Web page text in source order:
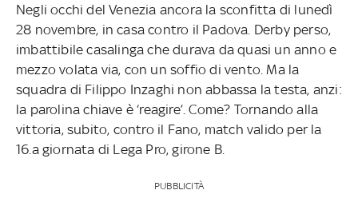
Negli occhi del Venezia ancora la sconfitta di lunedì
28 novembre, in casa contro il Padova. Derby perso,
imbattibile casalinga che durava da quasi un anno e
mezzo volata via, con un soffio di vento. Ma la
squadra di Filippo Inzaghi non abbassa la testa, anzi:
la parolina chiave è ‘reagire’. Come? Tornando alla
vittoria, subito, contro il Fano, match valido per la
16.a giornata di Lega Pro, girone B.
PUBBLICITÀ